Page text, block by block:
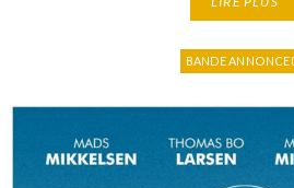
BANDE ANNONCE